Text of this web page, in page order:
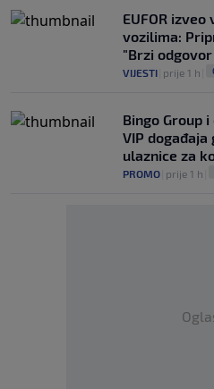
EUFOR
vozilima:
"Brzi
VIJESTI prije 1 h
Bingo Group
VIP
ulaznice za
PROMO prije 1 h